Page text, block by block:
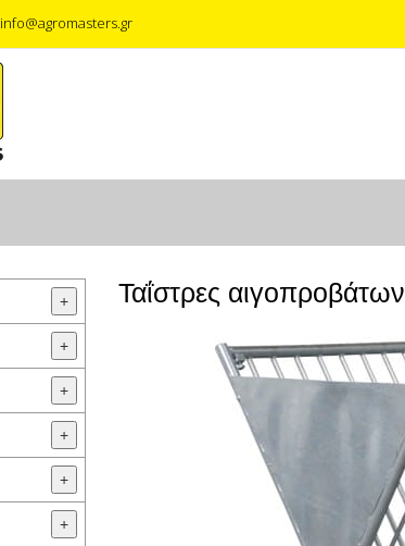
info@agromasters.gr
+
+
+
+
+
+
Ταΐστρες αιγοπροβάτων